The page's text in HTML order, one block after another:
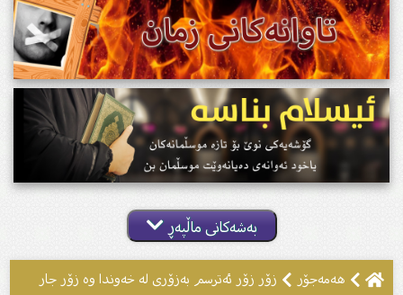
بەشەکانی ماڵپەڕ
هەمەجۆر
زۆر زۆر ئەترسم بەزۆرى لە خەوندا وە زۆر جار